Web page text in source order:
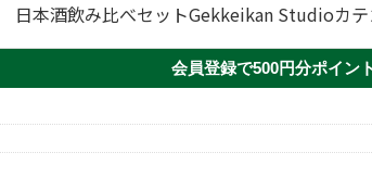
日本酒飲み比べセットGekkeikan Studioカ
会員登録で500円分ポイン